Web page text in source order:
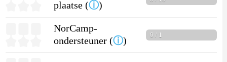
plaatse (ⓘ)
NorCamp-
ondersteuner (ⓘ)
0 / 1